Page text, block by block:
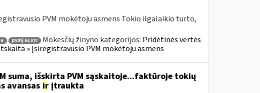
PVM mokėtoju asmens Tokio ilgalaikio turto,
pvmį 61 str Mokesčių žinyno kategorijos: Pridėtinės vertės
» Įsiregistravusio PVM mokėtoju asmens
suma, išskirta PVM sąskaitoje...faktūroje tokių
avansas irįtraukta